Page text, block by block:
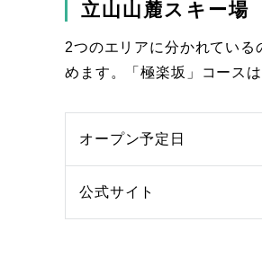
立山山麓スキー場
2つのエリアに分かれてい
めます。「極楽坂」コース
オープン予定日
公式サイト